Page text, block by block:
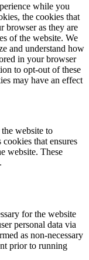
while you
the cookies that
browser as they are
of the website. We
and understand how
in your browser
to opt-out of these
may have an effect
website to
that ensures
website. These
for the website
personal data via
as non-necessary
prior to running